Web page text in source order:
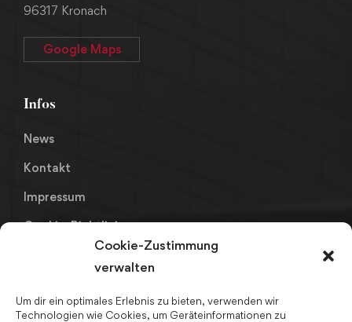
Cookie-Zustimmung
verwalten
Um dir ein optimales Erlebnis zu bieten, verwenden wir
Technologien wie Cookies, um Geräteinformationen zu
96317 Kronach
Google Maps
Infos
News
Kontakt
Impressum
Cookie-Richtlinie
Links